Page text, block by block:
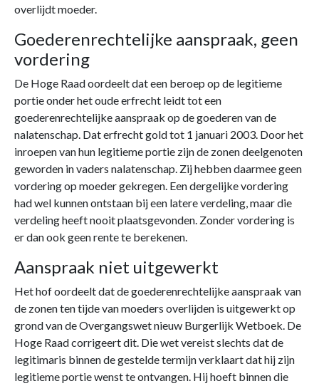
overlijdt moeder.
Goederenrechtelijke aanspraak, geen
vordering
De Hoge Raad oordeelt dat een beroep op de legitieme
portie onder het oude erfrecht leidt tot een
goederenrechtelijke aanspraak op de goederen van de
nalatenschap. Dat erfrecht gold tot 1 januari 2003. Door het
inroepen van hun legitieme portie zijn de zonen deelgenoten
geworden in vaders nalatenschap. Zij hebben daarmee geen
vordering op moeder gekregen. Een dergelijke vordering
had wel kunnen ontstaan bij een latere verdeling, maar die
verdeling heeft nooit plaatsgevonden. Zonder vordering is
er dan ook geen rente te berekenen.
Aanspraak niet uitgewerkt
Het hof oordeelt dat de goederenrechtelijke aanspraak van
de zonen ten tijde van moeders overlijden is uitgewerkt op
grond van de Overgangswet nieuw Burgerlijk Wetboek. De
Hoge Raad corrigeert dit. Die wet vereist slechts dat de
legitimaris binnen de gestelde termijn verklaart dat hij zijn
legitieme portie wenst te ontvangen. Hij hoeft binnen die